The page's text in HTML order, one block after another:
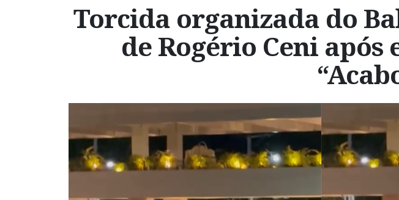
Torcida organizada do
de Rogério Ceni